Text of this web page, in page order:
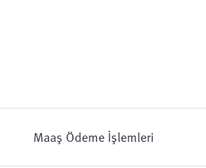
Maaş Ödeme İşlemleri